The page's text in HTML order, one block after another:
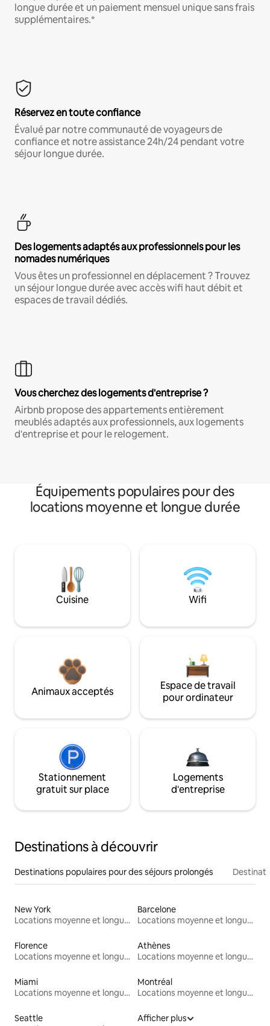
longue durée et un paiement mensuel unique sans frais
supplémentaires.*
Réservez en toute confiance
Évalué par notre communauté de voyageurs de
confiance et notre assistance 24h/24 pendant votre
séjour longue durée.
Des logements adaptés aux professionnels pour les
nomades numériques
Vous êtes un professionnel en déplacement ? Trouvez
un séjour longue durée avec accès wifi haut débit et
espaces de travail dédiés.
Vous cherchez des logements d'entreprise ?
Airbnb propose des appartements entièrement
meublés adaptés aux professionnels, aux logements
d'entreprise et pour le relogement.
Équipements populaires pour des
locations moyenne et longue durée
Cuisine Wifi
Animaux acceptés
Espace de travail
pour ordinateur
Stationnement
gratuit sur place
Logements
d'entreprise
Destinations à découvrir
Destinations populaires pour des séjours prolongés
New York
Locations moyenne et longue durée
Barcelone
Locations moyenne et longue durée
Florence
Locations moyenne et longue durée
Athènes
Locations moyenne et longue durée
Miami
Locations moyenne et longue durée
Montréal
Locations moyenne et longue durée
Seattle
Afficher plus